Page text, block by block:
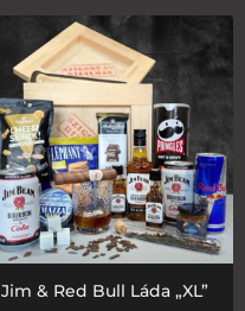
Jim & Red Bull Láda „XL”